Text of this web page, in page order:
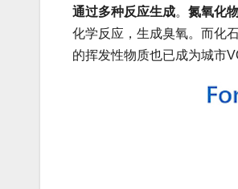
通过多种反应生成。 氮氧化
化学反应，生成臭氧。而化
的挥发性物质也已成为城市